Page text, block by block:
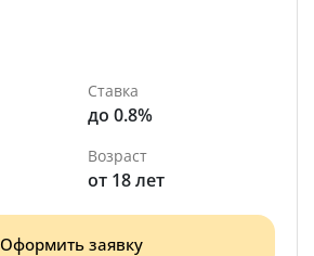
Ставка
до 0.8%
Возраст
от 18 лет
Оформить заявку